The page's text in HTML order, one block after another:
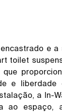
e
toilet
e liberdade
a In-
ao espaço,